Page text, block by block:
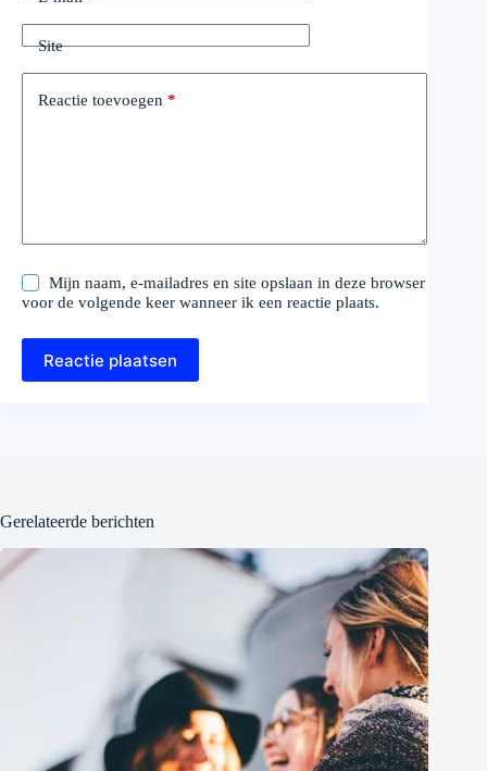
Site
Reactie toevoegen *
Mijn naam, e-mailadres en site opslaan in deze browser
voor de volgende keer wanneer ik een reactie plaats.
Reactie plaatsen
Gerelateerde berichten